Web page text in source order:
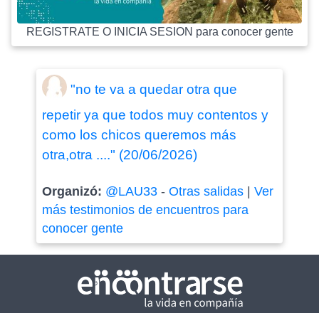
REGISTRATE O INICIA SESION para conocer gente
"no te va a quedar otra que
repetir ya que todos muy contentos y
como los chicos queremos más
otra,otra ...." (20/06/2026)
Organizó: @LAU33- Otras salidas| Ver
más testimonios de encuentros para
conocer gente